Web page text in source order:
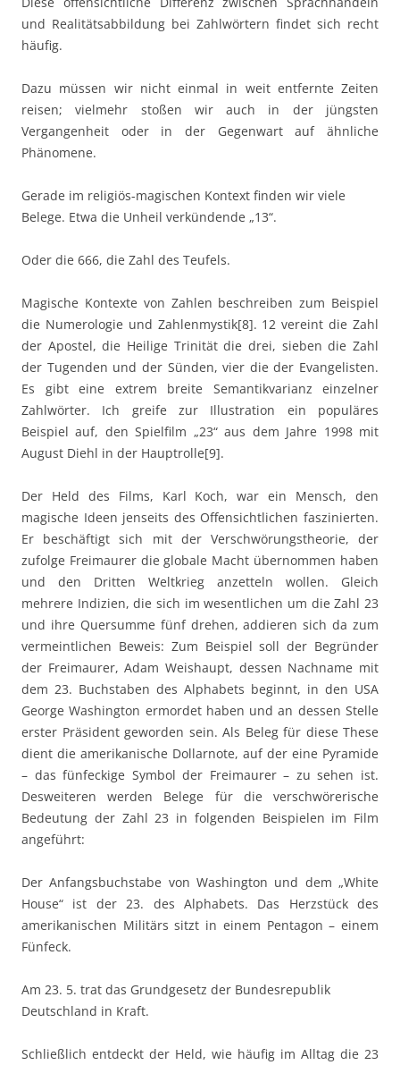
und Realitätsabbildung bei Zahlwörtern findet sich recht
häufig.
Dazu müssen wir nicht einmal in weit entfernte Zeiten
reisen; vielmehr stoßen wir auch in der jüngsten
Vergangenheit oder in der Gegenwart auf ähnliche
Phänomene.
Gerade im religiös-magischen Kontext finden wir viele
Belege. Etwa die Unheil verkündende „13“.
Oder die 666, die Zahl des Teufels.
Magische Kontexte von Zahlen beschreiben zum Beispiel
die Numerologie und Zahlenmystik[8]. 12 vereint die Zahl
der Apostel, die Heilige Trinität die drei, sieben die Zahl
der Tugenden und der Sünden, vier die der Evangelisten.
Es gibt eine extrem breite Semantikvarianz einzelner
Zahlwörter. Ich greife zur Illustration ein populäres
Beispiel auf, den Spielfilm „23“ aus dem Jahre 1998 mit
August Diehl in der Hauptrolle[9].
Der Held des Films, Karl Koch, war ein Mensch, den
magische Ideen jenseits des Offensichtlichen faszinierten.
Er beschäftigt sich mit der Verschwörungstheorie, der
zufolge Freimaurer die globale Macht übernommen haben
und den Dritten Weltkrieg anzetteln wollen. Gleich
mehrere Indizien, die sich im wesentlichen um die Zahl 23
und ihre Quersumme fünf drehen, addieren sich da zum
vermeintlichen Beweis: Zum Beispiel soll der Begründer
der Freimaurer, Adam Weishaupt, dessen Nachname mit
dem 23. Buchstaben des Alphabets beginnt, in den USA
George Washington ermordet haben und an dessen Stelle
erster Präsident geworden sein. Als Beleg für diese These
dient die amerikanische Dollarnote, auf der eine Pyramide
– das fünfeckige Symbol der Freimaurer – zu sehen ist.
Desweiteren werden Belege für die verschwörerische
Bedeutung der Zahl 23 in folgenden Beispielen im Film
angeführt:
Der Anfangsbuchstabe von Washington und dem „White
House“ ist der 23. des Alphabets. Das Herzstück des
amerikanischen Militärs sitzt in einem Pentagon – einem
Fünfeck.
Am 23. 5. trat das Grundgesetz der Bundesrepublik
Deutschland in Kraft.
Schließlich entdeckt der Held, wie häufig im Alltag die 23